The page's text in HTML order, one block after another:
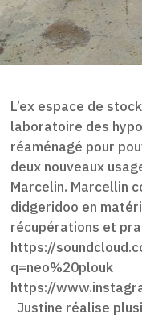
L’ex espace de
laboratoire des
réaménagé pour
deux nouveaux
Marcelin. Marcellin
didgeridoo en
récupérations et
https://
q=neo%20plouk
https://
Justine réalise